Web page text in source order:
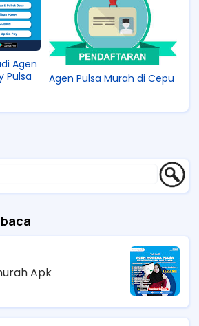
Agen
Pulsa
Agen Pulsa Murah di Cepu
Apk